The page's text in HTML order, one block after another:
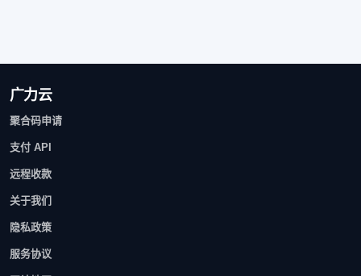
广力云
聚合码申请
支付 API
远程收款
关于我们
隐私政策
服务协议